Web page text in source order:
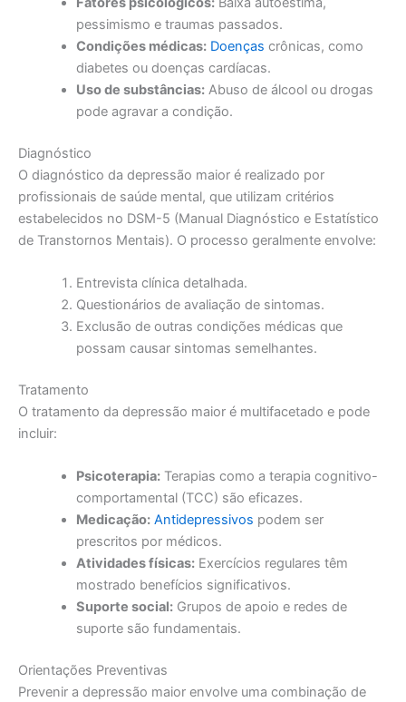
pessimismo e traumas passados.
Condições médicas: Doenças crônicas, como
diabetes ou doenças cardíacas.
Uso de substâncias:Abuso de álcool ou drogas
pode agravar a condição.
Diagnóstico
O diagnóstico da depressão maior é realizado por
profissionais de saúde mental, que utilizam critérios
estabelecidos no DSM-5 (Manual Diagnóstico e Estatístico
de Transtornos Mentais). O processo geralmente envolve:
Entrevista clínica detalhada.
Questionários de avaliação de sintomas.
Exclusão de outras condições médicas que
possam causar sintomas semelhantes.
Tratamento
O tratamento da depressão maior é multifacetado e pode
incluir:
Psicoterapia:Terapias como a terapia cognitivo-
comportamental (TCC) são eficazes.
Medicação: Antidepressivos podem ser
prescritos por médicos.
Atividades físicas:Exercícios regulares têm
mostrado benefícios significativos.
Suporte social:Grupos de apoio e redes de
suporte são fundamentais.
Orientações Preventivas
Prevenir a depressão maior envolve uma combinação de